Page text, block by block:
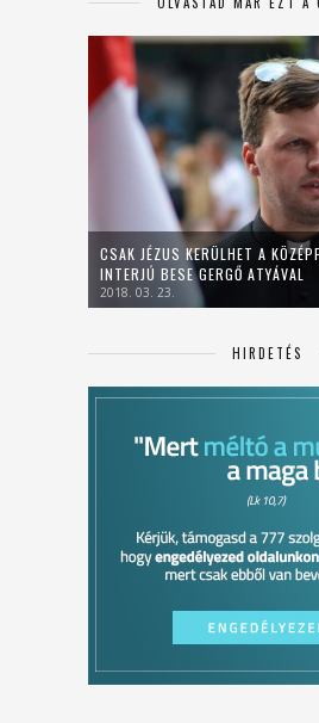
CSAK JÉZUS KERÜLHET A
INTERJÚ BESE GERGŐ ATYÁVAL
2018. 03. 23.
HIRDETÉS